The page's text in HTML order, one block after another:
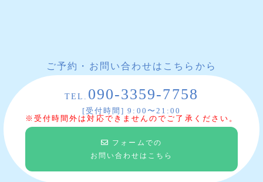
ご予約・お問い合わせはこちらから
TEL. 090-3359-7758
[受付時間] 9:00〜21:00
※受付時間外は対応できませんのでご了承ください。
フォームでの
お問い合わせはこちら